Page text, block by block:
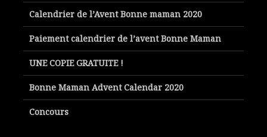
Calendrier de l’Avent Bonne maman 2020
Paiement calendrier de l’avent Bonne Maman
UNE COPIE GRATUITE !
Bonne Maman Advent Calendar 2020
Concours